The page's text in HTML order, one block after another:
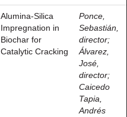
Alumina-Silica
Impregnation in
Biochar for
Catalytic Cracking
Ponce,
Sebastián,
director;
Álvarez,
José,
director;
Caicedo
Tapia,
Andrés